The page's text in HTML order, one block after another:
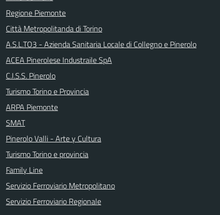
Regione Piemonte
Città Metropolitanda di Torino
A.S.L.TO3 - Azienda Sanitaria Locale di Collegno e Pinerolo
ACEA Pinerolese Industraile SpA
C.I.S.S. Pinerolo
Turismo Torino e Provincia
ARPA Piemonte
SMAT
Pinerolo Valli - Arte y Cultura
Turismo Torino e provincia
Family Line
Servizio Ferroviario Metropolitano
Servizio Ferroviario Regionale